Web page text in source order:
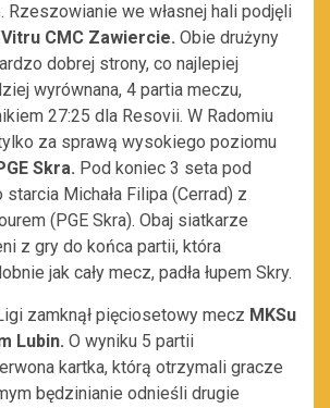
we własnej hali podjęli
CMC Zawiercie. Obie drużyny
dobrej strony, co najlepiej
wyrównana, 4 partia meczu,
27:25 dla Resovii. W Radomiu
za sprawą wysokiego poziomu
Skra. Pod koniec 3 seta pod
Michała Filipa (Cerrad) z
(PGE Skra). Obaj siatkarze
z gry do końca partii, która
jak cały mecz, padła łupem Skry.
zamknął pięciosetowy mecz MKSu
Lubin. O wyniku 5 partii
kartka, którą otrzymali gracze
będzinianie odnieśli drugie